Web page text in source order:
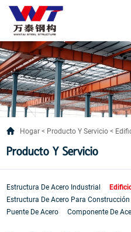
Select Language
Hogar Producto Y Servicio
Producto Y Servicio
Estructura De Acero Industrial
Estructura De Acero Para Construcción
Puente De Acero
Componente De